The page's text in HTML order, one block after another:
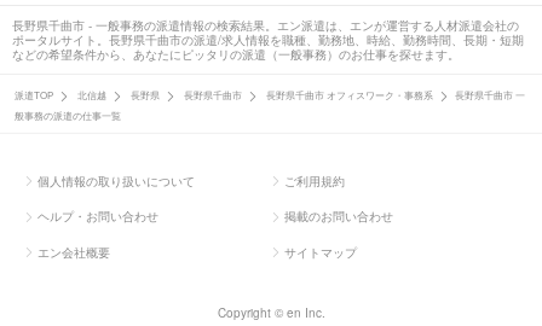
長野県千曲市 - 一般事務の派遣情報の検索結果。エン派遣は、エンが運営する人材派遣会社の
ポータルサイト。長野県千曲市の派遣/求人情報を職種、勤務地、時給、勤務時間、長期・短期
などの希望条件から、あなたにピッタリの派遣（一般事務）のお仕事を探せます。
派遣TOP 北信越 長野県 長野県千曲市 長野県千曲市 オフィスワーク・事務系
長野県千曲市 一
般事務の派遣の仕事一覧
個人情報の取り扱いについて ご利用規約
ヘルプ・お問い合わせ 掲載のお問い合わせ
エン会社概要 サイトマップ
Copyright © en Inc.